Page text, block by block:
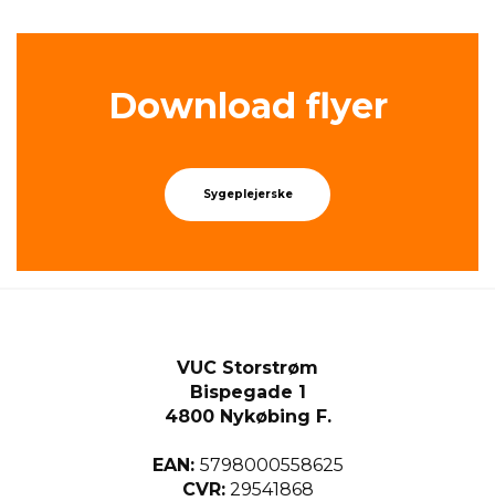
Down­lo­ad flyer
Sygeplejerske
VUC Storstrøm
Bispegade 1
4800 Nykøbing F.
EAN: 5798000558625
CVR:29541868